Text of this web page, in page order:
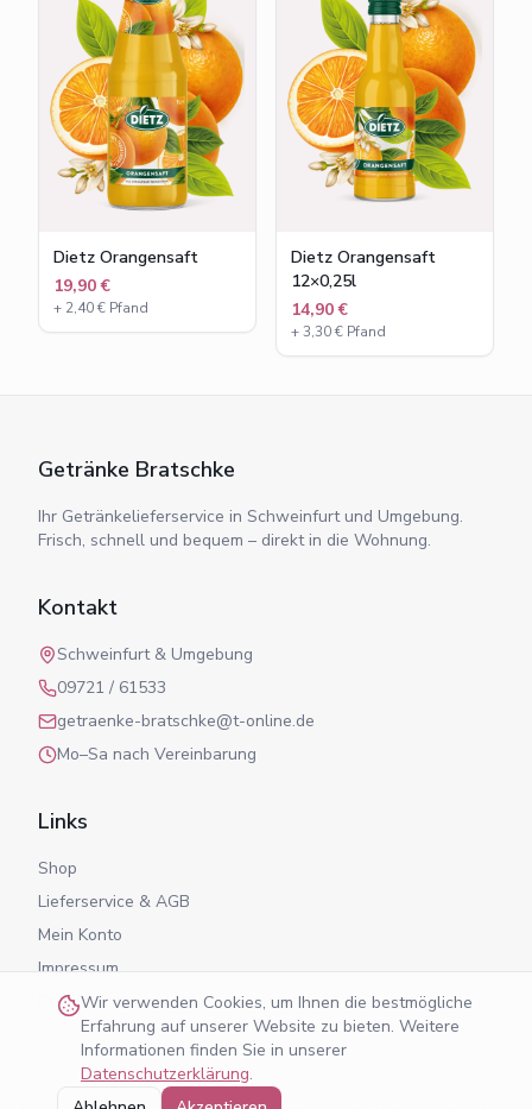
Wir verwenden Cookies, um Ihnen die bestmögliche
Erfahrung auf unserer Website zu bieten. Weitere
Informationen finden Sie in unserer
Datenschutzerklärung.
Dietz Orangensaft
19,90 €
+ 2,40€ Pfand
Dietz Orangensaft
12×0,25l
14,90 €
+3,30€ Pfand
Getränke Bratschke
Ihr Getränkelieferservice in Schweinfurt und Umgebung.
Frisch, schnell und bequem – direkt in die Wohnung.
Kontakt
Schweinfurt & Umgebung
09721 / 61533
getraenke-bratschke@t-online.de
Mo–Sa nach Vereinbarung
Links
Shop
Lieferservice & AGB
Mein Konto
Impressum
Datenschutz